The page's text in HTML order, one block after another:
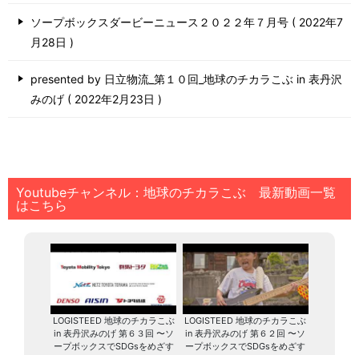
ソープボックスダービーニュース２０２２年７月号
2022年7
月28日
presented by 日立物流_第１０回_地球のチカラこぶ in 表丹沢
みのげ
2022年2月23日
Youtubeチャンネル：地球のチカラこぶ 最新動画一覧
はこちら
LOGISTEED 地球のチカラこぶ
in 表丹沢みのげ 第６３回 〜ソ
ープボックスでSDGsをめざす
LOGISTEED 地球のチカラこぶ
in 表丹沢みのげ 第６２回 〜ソ
ープボックスでSDGsをめざす